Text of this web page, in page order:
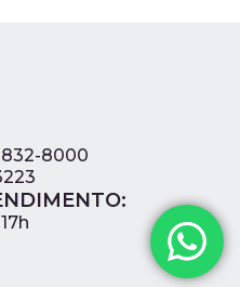
8000
0